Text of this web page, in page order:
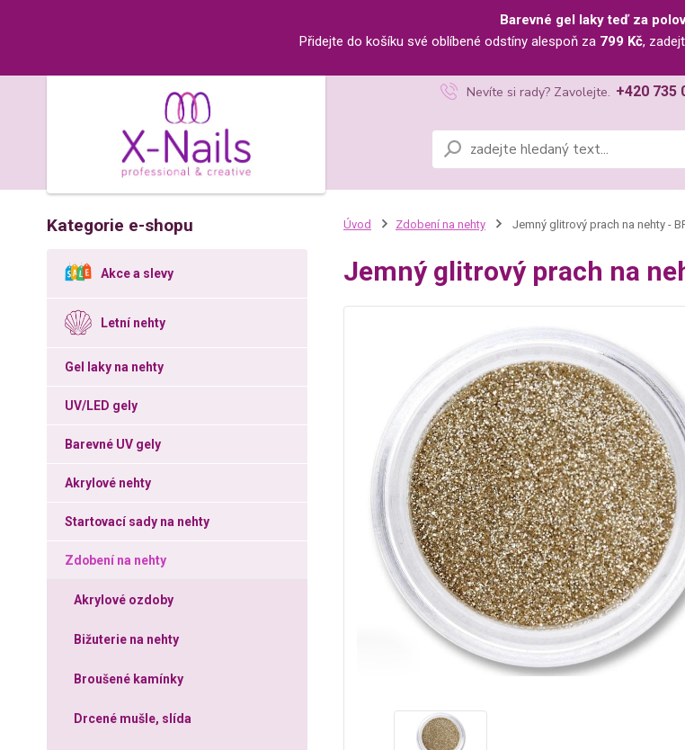
Barevné gel laky teď za
Přidejte do košíku své oblíbené odstíny alespoň za 799 Kč,
Nevíte si rady? Zavolejte. +420 735
Kategorie e-shopu
Akce a slevy
Letní nehty
Gel laky na nehty
UV/LED gely
Barevné UV gely
Akrylové nehty
Startovací sady na nehty
Zdobení na nehty
Akrylové ozdoby
Bižuterie na nehty
Broušené kamínky
Drcené mušle, slída
Úvod Zdobení na nehty Jemný glitrový prach na nehty -
Jemný glitrový prach na